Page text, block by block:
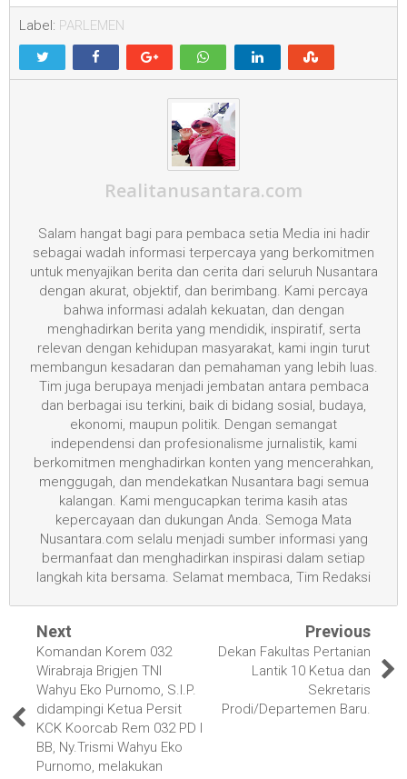
Label: PARLEMEN
Realitanusantara.com
Salam hangat bagi para pembaca setia Media ini hadir
sebagai wadah informasi terpercaya yang berkomitmen
untuk menyajikan berita dan cerita dari seluruh Nusantara
dengan akurat, objektif, dan berimbang. Kami percaya
bahwa informasi adalah kekuatan, dan dengan
menghadirkan berita yang mendidik, inspiratif, serta
relevan dengan kehidupan masyarakat, kami ingin turut
membangun kesadaran dan pemahaman yang lebih luas.
Tim juga berupaya menjadi jembatan antara pembaca
dan berbagai isu terkini, baik di bidang sosial, budaya,
ekonomi, maupun politik. Dengan semangat
independensi dan profesionalisme jurnalistik, kami
berkomitmen menghadirkan konten yang mencerahkan,
menggugah, dan mendekatkan Nusantara bagi semua
kalangan. Kami mengucapkan terima kasih atas
kepercayaan dan dukungan Anda. Semoga Mata
Nusantara.com selalu menjadi sumber informasi yang
bermanfaat dan menghadirkan inspirasi dalam setiap
langkah kita bersama. Selamat membaca, Tim Redaksi
Next
Komandan Korem 032
Wirabraja Brigjen TNI
Wahyu Eko Purnomo, S.I.P.
didampingi Ketua Persit
KCK Koorcab Rem 032 PD I
BB, Ny.Trismi Wahyu Eko
Purnomo, melakukan
Previous
Dekan Fakultas Pertanian
Lantik 10 Ketua dan
Sekretaris
Prodi/Departemen Baru.